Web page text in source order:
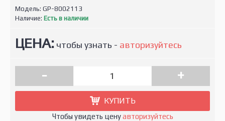
Модель: GP-8002113
Наличие: Есть в наличии
ЦЕНА: чтобы узнать - авторизуйтесь
- +
КУПИТЬ
Чтобы увидеть ценуавторизуйтесь